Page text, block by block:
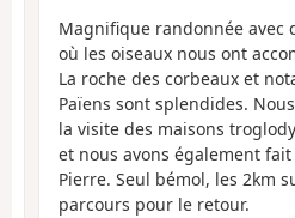
Magnifique randonnée avec
où les oiseaux nous ont
La roche des corbeaux et
Païens sont splendides.
la visite des maisons
et nous avons également
Pierre. Seul bémol, les 2km
parcours pour le retour.